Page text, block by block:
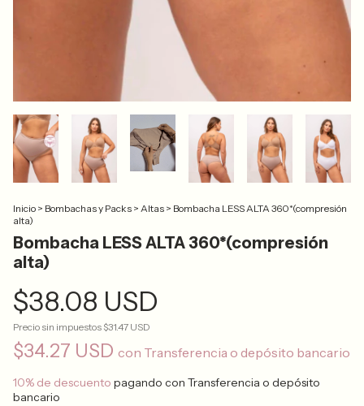
Inicio > Bombachas y Packs > Altas > Bombacha LESS ALTA 360*(compresión
alta)
Bombacha LESS ALTA 360*(compresión
alta)
$38.08 USD
Precio sin impuestos $31.47 USD
$34.27 USD con Transferencia o depósito bancario
10% de descuento pagando con Transferencia o depósito
bancario